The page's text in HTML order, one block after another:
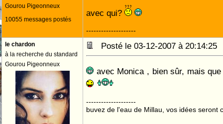
Gourou Pigeonneux
10055 messages postés
avec qui?
--------------------
le chardon
à la recherche du standard
Gourou Pigeonneux
Posté le 03-12-2007 à
avec Monica , bien sûr, mais
--------------------
buvez de l'eau de Millau, vos idées seront